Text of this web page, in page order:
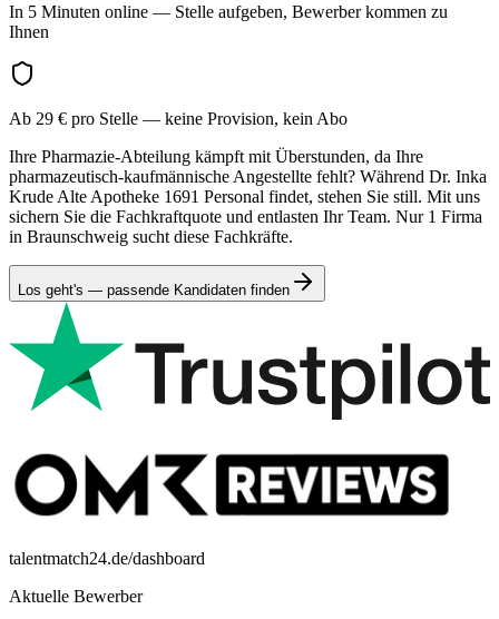
In 5 Minuten online — Stelle aufgeben, Bewerber kommen zu
Ihnen
Ab 29 € pro Stelle — keine Provision, kein Abo
Ihre Pharmazie-Abteilung kämpft mit Überstunden, da Ihre
pharmazeutisch-kaufmännische Angestellte fehlt? Während Dr. Inka
Krude Alte Apotheke 1691 Personal findet, stehen Sie still. Mit uns
sichern Sie die Fachkraftquote und entlasten Ihr Team. Nur 1 Firma
in Braunschweig sucht diese Fachkräfte.
Los geht's — passende Kandidaten finden
talentmatch24.de/dashboard
Aktuelle Bewerber